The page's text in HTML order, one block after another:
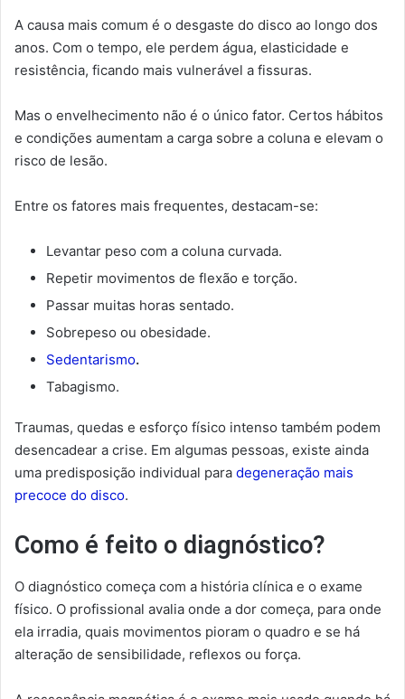
A causa mais comum é o desgaste do disco ao longo dos
anos. Com o tempo, ele perdem água, elasticidade e
resistência, ficando mais vulnerável a fissuras.
Mas o envelhecimento não é o único fator. Certos hábitos
e condições aumentam a carga sobre a coluna e elevam o
risco de lesão.
Entre os fatores mais frequentes, destacam-se:
Levantar peso com a coluna curvada.
Repetir movimentos de flexão e torção.
Passar muitas horas sentado.
Sobrepeso ou obesidade.
Sedentarismo.
Tabagismo.
Traumas, quedas e esforço físico intenso também podem
desencadear a crise. Em algumas pessoas, existe ainda
uma predisposição individual para degeneração mais
precoce do disco.
Como é feito o diagnóstico?
O diagnóstico começa com a história clínica e o exame
físico. O profissional avalia onde a dor começa, para onde
ela irradia, quais movimentos pioram o quadro e se há
alteração de sensibilidade, reflexos ou força.